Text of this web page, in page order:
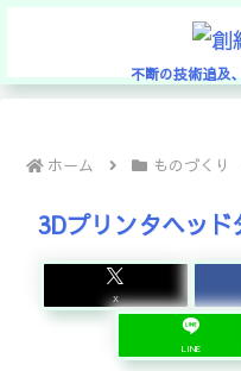
不断の技術追及
ホーム ものづくり
3Dプリンタヘッド
X
LINE